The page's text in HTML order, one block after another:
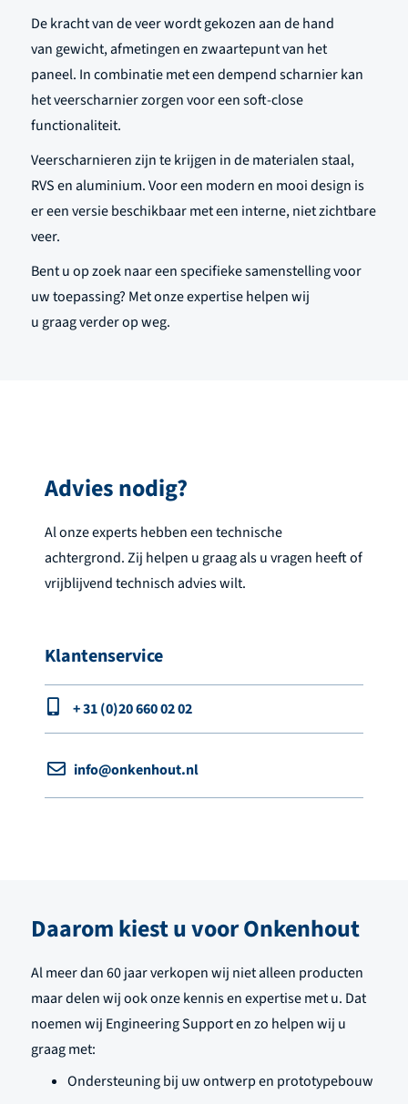
De kracht van de veer wordtgekozenaan de hand
van gewicht, afmetingen en zwaartepunt van het
paneel. In combinatie met een dempend scharnier kan
het veerscharnier zorgen voor een soft-close
functionaliteit.
Veerscharnieren zijn te krijgen in de materialen staal,
RVS en aluminium. Voor een modern en mooi design is
er een versie beschikbaar met een interne, niet zichtbare
veer.
Bent u op zoek naar een specifieke samenstelling voor
uw toepassing? Met onze expertise helpen wij
u graagverder op weg.
Advies nodig?
Al onze experts hebben een technische
achtergrond. Zij helpen u graag als u vragen heeft of
vrijblijvend technisch advies wilt.
Klantenservice
+ 31 (0)20 660 02 02
info@onkenhout.nl
Daarom kiest u voor Onkenhout
Al meer dan 60 jaar verkopen wij niet alleen producten
maar delen wij ook onze kennis en expertise met u. Dat
noemen wij Engineering Support en zo helpen wij u
graag met:
Ondersteuning bij uw ontwerp en prototypebouw